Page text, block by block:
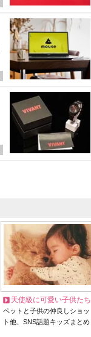
天使級に可愛い子供たち
ペットと子供の仲良しショッ
ト他、SNS話題キッズまとめ